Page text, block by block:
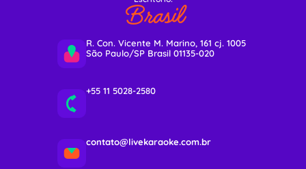
Brasil
R. Con. Vicente M. Marino, 161 cj. 1005
São Paulo/SP Brasil 01135-020
+55 11 5028-2580
contato@livekaraoke.com.br